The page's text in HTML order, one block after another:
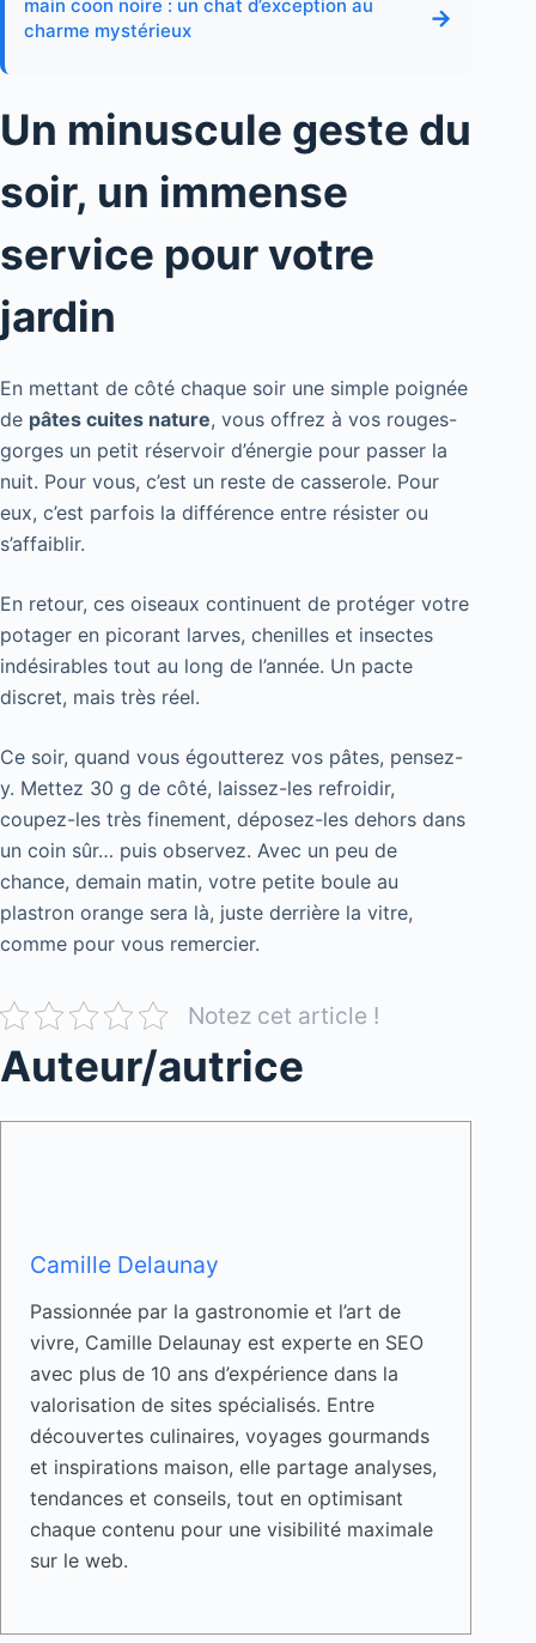
main coon noire : un chat d’exception au
charme mystérieux
→
Un minuscule geste du
soir, un immense
service pour votre
jardin
En mettant de côté chaque soir une simple poignée
de pâtes cuites nature, vous offrez à vos rouges-
gorges un petit réservoir d’énergie pour passer la
nuit. Pour vous, c’est un reste de casserole. Pour
eux, c’est parfois la différence entre résister ou
s’affaiblir.
En retour, ces oiseaux continuent de protéger votre
potager en picorant larves, chenilles et insectes
indésirables tout au long de l’année. Un pacte
discret, mais très réel.
Ce soir, quand vous égoutterez vos pâtes, pensez-
y. Mettez 30 g de côté, laissez-les refroidir,
coupez-les très finement, déposez-les dehors dans
un coin sûr… puis observez. Avec un peu de
chance, demain matin, votre petite boule au
plastron orange sera là, juste derrière la vitre,
comme pour vous remercier.
Notez cet article !
Auteur/autrice
Camille Delaunay
Passionnée par la gastronomie et l’art de
vivre, Camille Delaunay est experte en SEO
avec plus de 10 ans d’expérience dans la
valorisation de sites spécialisés. Entre
découvertes culinaires, voyages gourmands
et inspirations maison, elle partage analyses,
tendances et conseils, tout en optimisant
chaque contenu pour une visibilité maximale
sur le web.